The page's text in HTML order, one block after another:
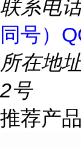
联系电
同号）
所在地
2号
推荐产品